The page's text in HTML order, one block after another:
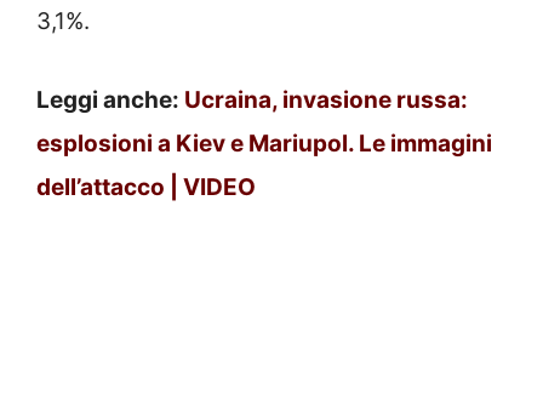
3,1%.
Leggi anche: Ucraina, invasione russa:
esplosioni a Kiev e Mariupol. Le immagini
dell’attacco | VIDEO